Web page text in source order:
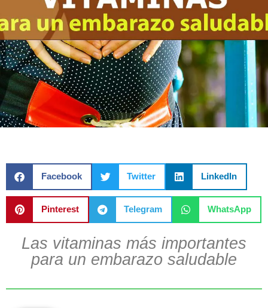
Facebook Twitter LinkedIn
Pinterest Telegram WhatsApp
Las vitaminas más importantes
para un embarazo saludable